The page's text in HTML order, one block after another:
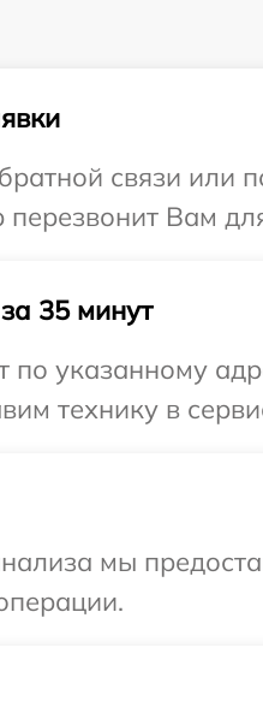
связи или
Вам
35 минут
указанному
технику в
мы